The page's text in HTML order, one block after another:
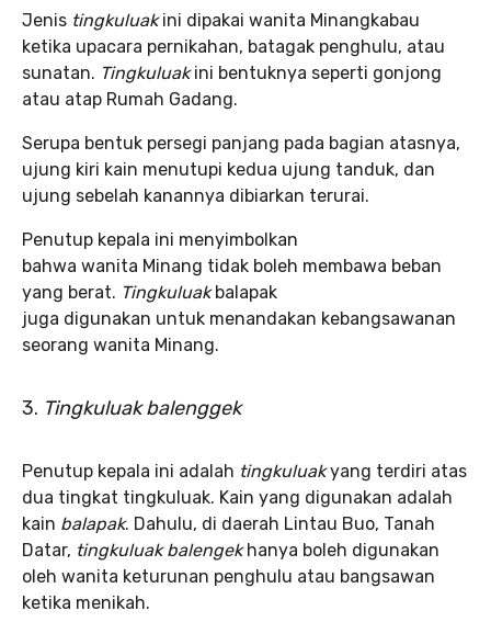
Jenis tingkuluakini dipakai wanita Minangkabau
ketika upacara pernikahan, batagak penghulu, atau
sunatan. Tingkuluakini bentuknya seperti gonjong
atau atap Rumah Gadang.
Serupa bentuk persegi panjang pada bagian atasnya,
ujung kiri kain menutupi kedua ujung tanduk, dan
ujung sebelah kanannya dibiarkan terurai.
Penutup kepala ini menyimbolkan
bahwa wanita Minang tidak boleh membawa beban
yang berat. Tingkuluakbalapak
juga digunakan untuk menandakan kebangsawanan
seorang wanita Minang.
3. Tingkuluak balenggek
Penutup kepala ini adalah tingkuluakyang terdiri atas
dua tingkat tingkuluak. Kain yang digunakan adalah
kain balapak. Dahulu, di daerah Lintau Buo, Tanah
Datar, tingkuluak balengekhanya boleh digunakan
oleh wanita keturunan penghulu atau bangsawan
ketika menikah.